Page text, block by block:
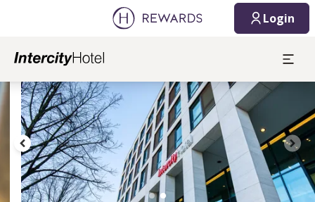
Login
Slide 2 af 2
09.08.2026
1 Værelse(r) ⋅ 1 Voksen